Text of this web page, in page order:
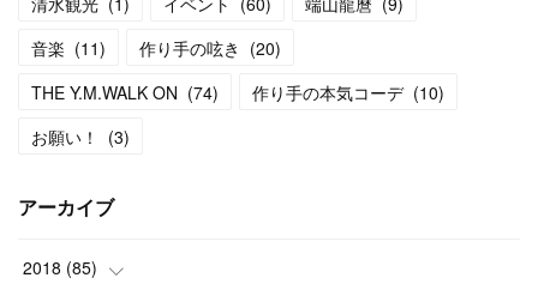
音楽 (11) 作り手の呟き (20)
THE Y.M.WALK ON (74) 作り手の本気コーデ (10)
お願い！
(3)
アーカイブ
2018 (85)